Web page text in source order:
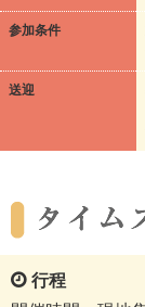
参加条件
送迎
行程